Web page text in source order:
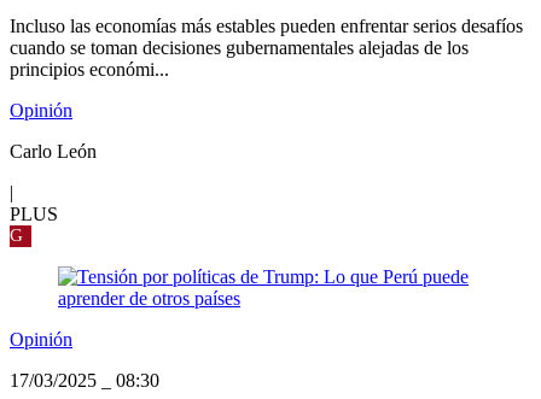
Incluso las economías más estables pueden enfrentar serios desafíos
cuando se toman decisiones gubernamentales alejadas de los
principios económi...
Opinión
Carlo León
|
PLUS
G
Opinión
17/03/2025
08:30